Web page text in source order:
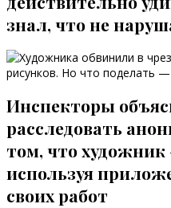
знал, что не
Инспекторы
расследовать
том, что
используя
своих работ